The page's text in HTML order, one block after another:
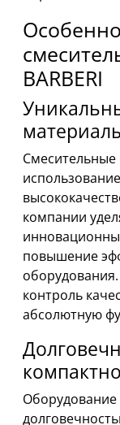
BARBERI
Смесительные
компании
повышение
контроль
абсолютную
Оборудование